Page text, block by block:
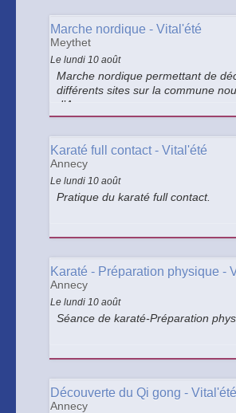
Marche nordique - Vital'été
Meythet
Le lundi 10 août
Marche nordique permettant de
différents sites sur la commune
d’Annecy.
Karaté full contact - Vital'été
Annecy
Le lundi 10 août
Pratique du karaté full contact.
Karaté - Préparation physique -
Annecy
Le lundi 10 août
Séance de karaté-Préparation
Découverte du Qi gong - Vital'été
Annecy